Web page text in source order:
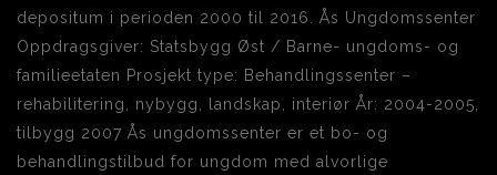
depositum i perioden 2000 til 2016. Ås Ungdomssenter
Oppdragsgiver: Statsbygg Øst / Barne- ungdoms- og
familieetaten Prosjekt type: Behandlingssenter –
rehabilitering, nybygg, landskap, interiør År: 2004-2005,
tilbygg 2007 Ås ungdomssenter er et bo- og
behandlingstilbud for ungdom med alvorlige